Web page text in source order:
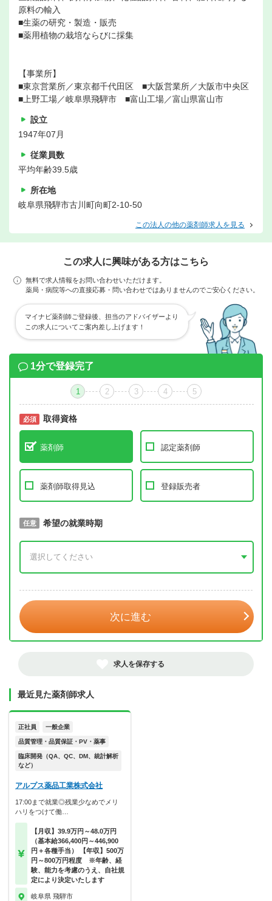
原料の輸入
■生薬の研究・製造・販売
■薬用植物の栽培ならびに採集
【事業所】
■東京営業所／東京都千代田区 ■大阪営業所／大阪市中央区
■上野工場／岐阜県飛騨市 ■富山工場／富山県富山市
設立
1947年07月
従業員数
平均年齢39.5歳
所在地
岐阜県飛騨市古川町向町2-10-50
この法人の他の薬剤師求人を見る
この求人に興味がある方はこちら
無料で求人情報をお問い合わせいただけます。
薬局・病院等への直接応募・問い合わせではありませんのでご安心ください。
マイナビ薬剤師ご登録後、担当のアドバイザーより
この求人についてご案内差し上げます！
1分で登録完了
1 2 3 4 5
必須 取得資格
薬剤師 認定薬剤師
薬剤師取得見込 登録販売者
必須 取得予定年
任意 希望の就業時期
次に進む
求人を保存する
最近見た薬剤師求人
正社員 一般企業
品質管理・品質保証・PV・薬事
臨床開発（QA、QC、DM、統計解析
など）
アルプス薬品工業株式会社
17:00まで就業◎残業少なめでメリ
ハリをつけて働…
【月収】39.9万円～48.0万円
（基本給366,400円～446,900
円＋各種手当） 【年収】500万
円～800万円程度 ※年齢、経
験、能力を考慮のうえ、自社規
定により決定いたします
岐阜県 飛騨市